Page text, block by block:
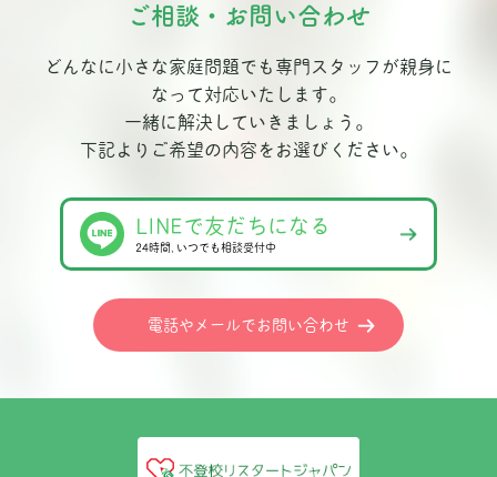
ご相談・お問い合わせ
どんなに小さな家庭問題でも専門スタッフが親身に
なって対応いたします。
一緒に解決していきましょう。
下記よりご希望の内容をお選びください。
LINEで友だちになる
24時間､いつでも相談受付中
電話やメールでお問い合わせ